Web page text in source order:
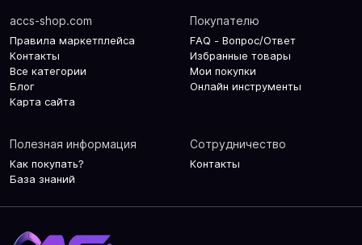
accs-shop.com
Правила маркетплейса
Контакты
Все категории
Блог
Карта сайта
Покупателю
FAQ - Вопрос/Ответ
Избранные товары
Мои покупки
Онлайн инструменты
Полезная информация
Как покупать?
База знаний
Сотрудничество
Контакты